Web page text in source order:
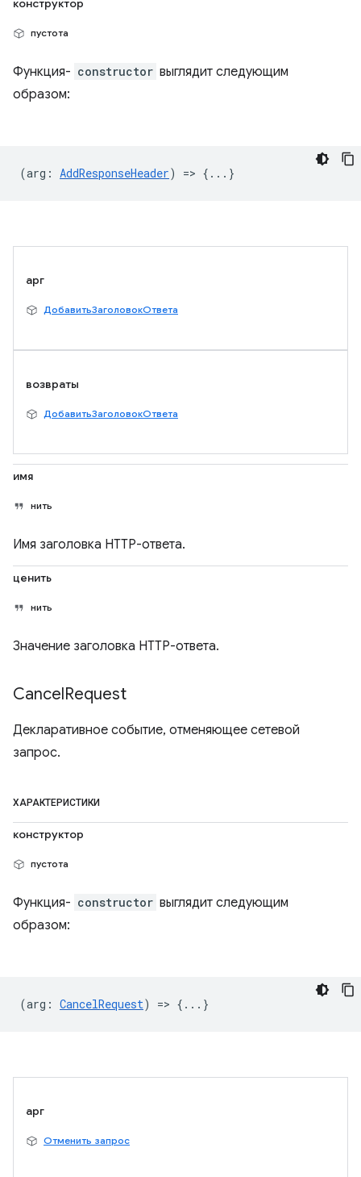
конструктор
пустота
Функция- constructor выглядит следующим
образом:
(arg : AddResponseHeader) => {...}
арг
ДобавитьЗаголовокОтвета
возвраты
ДобавитьЗаголовокОтвета
имя
нить
Имя заголовка HTTP-ответа.
ценить
нить
Значение заголовка HTTP-ответа.
CancelRequest
Декларативное событие, отменяющее сетевой
запрос.
ХАРАКТЕРИСТИКИ
конструктор
пустота
Функция- constructor выглядит следующим
образом:
(arg : CancelRequest) => {...}
арг
Отменить запрос